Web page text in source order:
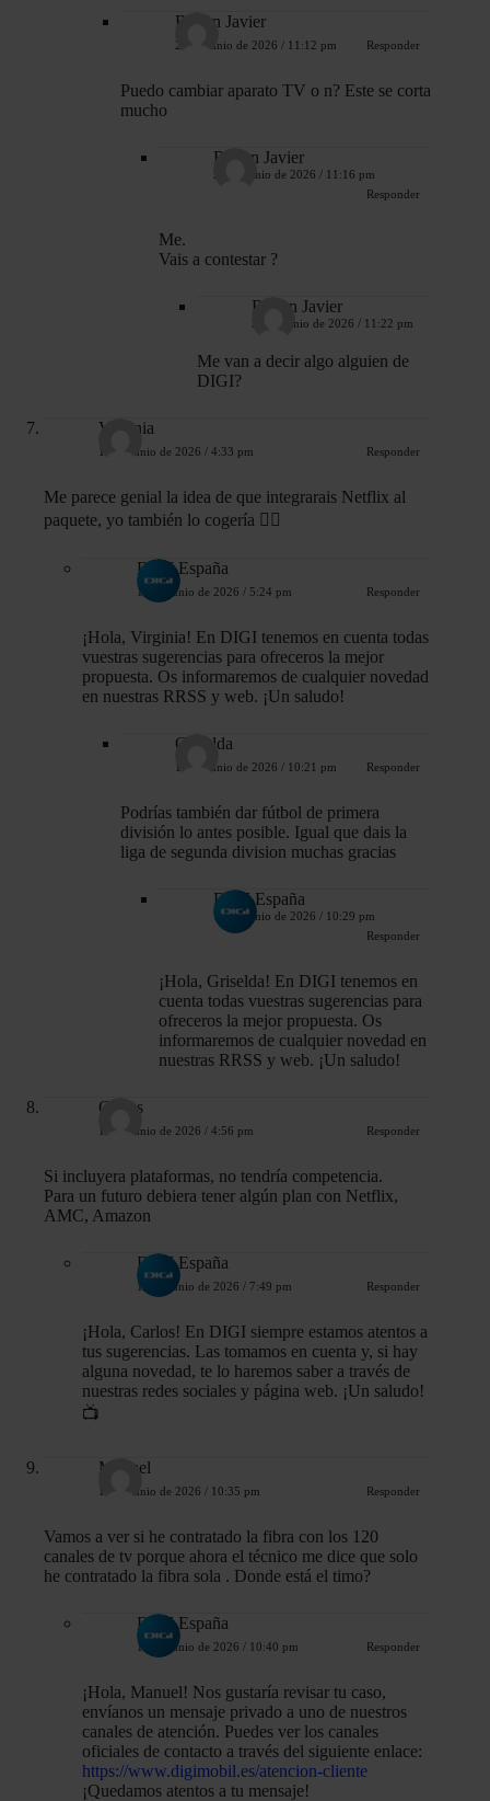
Ruben Javier
28 de junio de 2026 / 11:12 pm Responder
Puedo cambiar aparato TV o n? Este se corta
mucho
Ruben Javier
28 de junio de 2026 / 11:16 pm
Responder
Me.
Vais a contestar ?
Ruben Javier
28 de junio de 2026 / 11:22 pm
Me van a decir algo alguien de
DIGI?
Virginia
12 de junio de 2026 / 4:33 pm Responder
Me parece genial la idea de que integrarais Netflix al
paquete, yo también lo cogería 👍🏼
DIGI España
12 de junio de 2026 / 5:24 pm Responder
¡Hola, Virginia! En DIGI tenemos en cuenta todas
vuestras sugerencias para ofreceros la mejor
propuesta. Os informaremos de cualquier novedad
en nuestras RRSS y web. ¡Un saludo!
Griselda
14 de junio de 2026 / 10:21 pm Responder
Podrías también dar fútbol de primera
división lo antes posible. Igual que dais la
liga de segunda division muchas gracias
DIGI España
14 de junio de 2026 / 10:29 pm
Responder
¡Hola, Griselda! En DIGI tenemos en
cuenta todas vuestras sugerencias para
ofreceros la mejor propuesta. Os
informaremos de cualquier novedad en
nuestras RRSS y web. ¡Un saludo!
Carlos
15 de junio de 2026 / 4:56 pm Responder
Si incluyera plataformas, no tendría competencia.
Para un futuro debiera tener algún plan con Netflix,
AMC, Amazon
DIGI España
16 de junio de 2026 / 7:49 pm Responder
¡Hola, Carlos! En DIGI siempre estamos atentos a
tus sugerencias. Las tomamos en cuenta y, si hay
alguna novedad, te lo haremos saber a través de
nuestras redes sociales y página web. ¡Un saludo!
📺
Manuel
17 de junio de 2026 / 10:35 pm Responder
Vamos a ver si he contratado la fibra con los 120
canales de tv porque ahora el técnico me dice que solo
he contratado la fibra sola . Donde está el timo?
DIGI España
17 de junio de 2026 / 10:40 pm Responder
¡Hola, Manuel! Nos gustaría revisar tu caso,
envíanos un mensaje privado a uno de nuestros
canales de atención. Puedes ver los canales
oficiales de contacto a través del siguiente enlace:
https://www.digimobil.es/atencion-cliente
¡Quedamos atentos a tu mensaje!